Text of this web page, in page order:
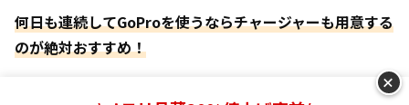
何日も連続してGoProを使うならチャージャーも用意する
のが絶対おすすめ！
+